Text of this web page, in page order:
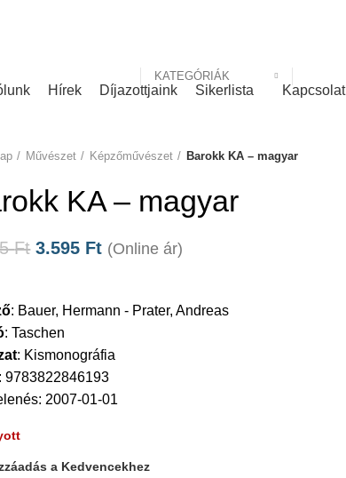
KATEGÓRIÁK
Hírek Díjazottjaink Sikerlista Kapcsolat
Művészet Képzőművészet Barokk KA – magyar
KA – magyar
Ft 3.595 Ft (Online ár)
: Bauer, Hermann - Prater, Andreas
:Taschen
: Kismonográfia
9783822846193
2007-01-01
a Kedvencekhez